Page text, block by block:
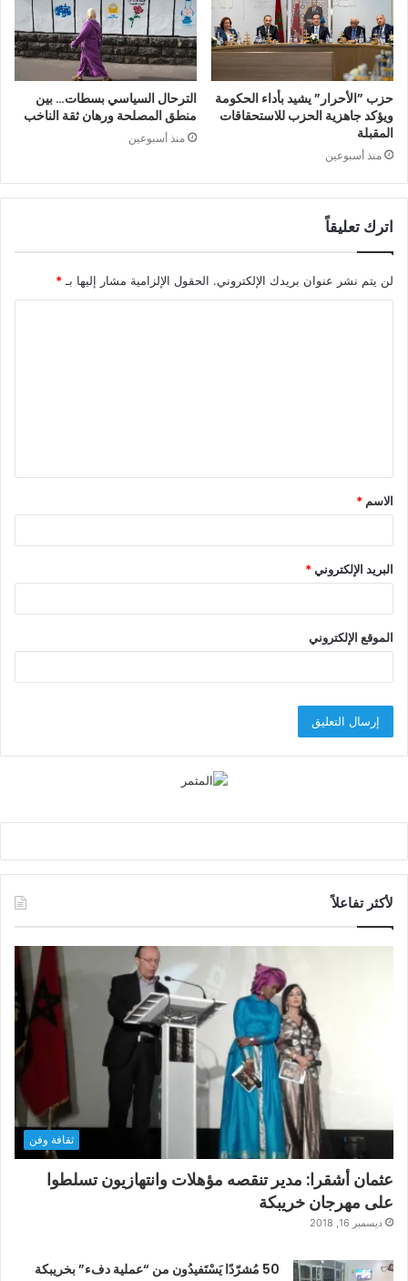
حزب ”الأحرار” يشيد بأداء الحكومة
ويؤكد جاهزية الحزب للاستحقاقات
المقبلة
منذ أسبوعين
الترحال السياسي بسطات… بين
منطق المصلحة ورهان ثقة الناخب
منذ أسبوعين
اترك تعليقاً
لن يتم نشر عنوان بريدك الإلكتروني. الحقول الإلزامية مشار إليها بـ *
ق
*
الاسم *
البريد الإلكتروني*
الموقع الإلكتروني
لأكثر تفاعلاً
ثقافة وفن
عثمان أشقرا: مدير تنقصه مؤهلات وانتهازيون تسلطوا
على مهرجان خريبكة
ديسمبر 16, 2018
50 مُشرّدًا يَسْتَفيدُون من “عملية دفء” بخريبكة